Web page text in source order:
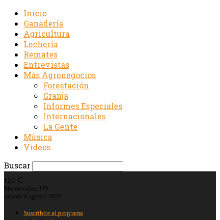
Inicio
Ganadería
Agricultura
Lechería
Remates
Entrevistas
Más Agronegocios
Forestación
Granja
Informes Especiales
Internacionales
La Gente
Música
Videos
Buscar
12.6 C
Montevideo, UY
sábado 8 agosto 2026
Suscribite al programa